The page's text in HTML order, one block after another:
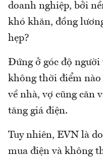
doanh nghiệp, bởi
khó khăn, đồng
hẹp?
Đứng ở góc độ
không thời điểm
về nhà, vợ cũng căn
tăng giá điện.
Tuy nhiên, EVN là
mua điện và không